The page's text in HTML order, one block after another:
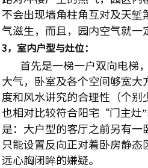
不会出现墙角柱角互对及天
气滋生，而且，园内空气就一
3，室内户型与灶位：
首先是一梯一户双向电梯
大气，卧室及各个空间够宽
度和风水讲究的合理性（个
也相对比较符合阳宅“门主灶
是：大户型的客厅之前另有
只能设置反向正对着卧房静
远心胸闭眸的嫌疑。